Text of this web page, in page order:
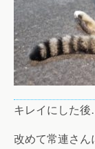
キレイにした
改めて常連さん